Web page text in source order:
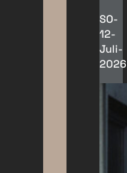
SO-
12-
Juli-
2026